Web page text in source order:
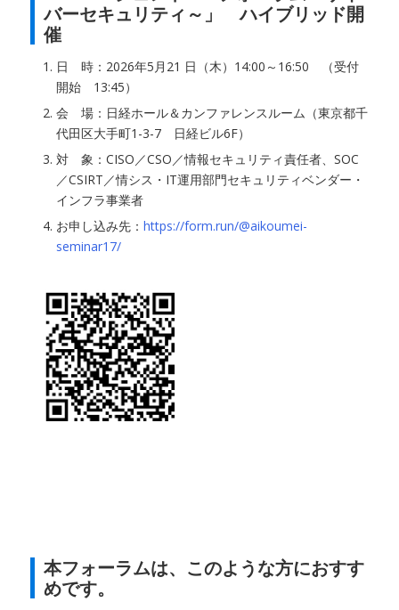
バーセキュリティ～」 ハイブリッド開
催
日 時：2026年5月21 日（木）14:00～16:50 （受付
開始 13:45）
会 場：日経ホール＆カンファレンスルーム（東京都千
代田区大手町1-3-7 日経ビル6F）
対 象：CISO／CSO／情報セキュリティ責任者、SOC
／CSIRT／情シス・IT運用部門セキュリティベンダー・
インフラ事業者
お申し込み先： https://form.run/@aikoumei-
seminar17/
本フォーラムは、このような方におすす
めです。